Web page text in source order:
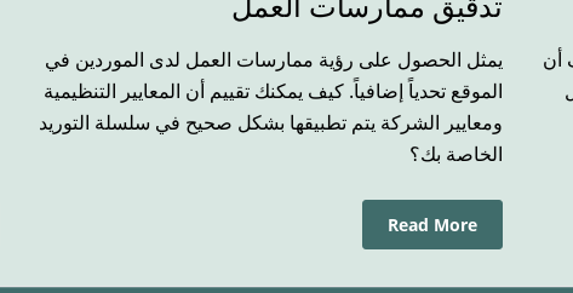
أن
يمثل الحصول على رؤية ممارسات العمل لدى الموردين في
الموقع تحدياً إضافياً. كيف يمكنك تقييم أن المعايير التنظيمية
ومعايير الشركة يتم تطبيقها بشكل صحيح في سلسلة التوريد
الخاصة بك؟
Read More